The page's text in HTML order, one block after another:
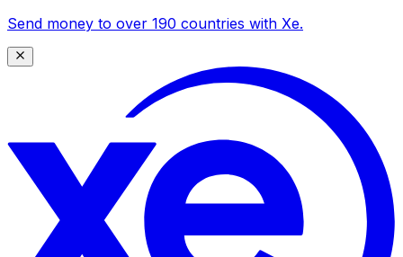
Send money to over 190 countries with Xe.